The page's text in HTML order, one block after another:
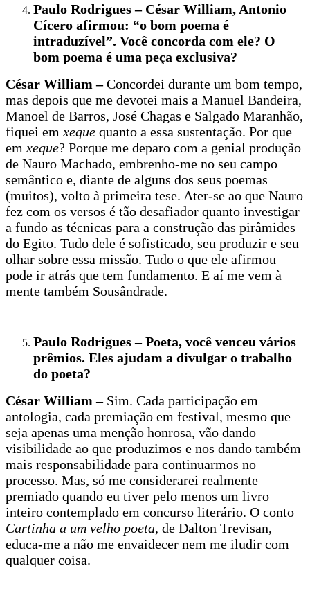
Paulo Rodrigues – César William, Antonio
Cícero afirmou: “o bom poema é
intraduzível”. Você concorda com ele? O
bom poema é uma peça exclusiva?
César William –Concordei durante um bom tempo,
mas depois que me devotei mais a Manuel Bandeira,
Manoel de Barros, José Chagas e Salgado Maranhão,
fiquei em xeque quanto a essa sustentação. Por que
em xeque? Porque me deparo com a genial produção
de Nauro Machado, embrenho-me no seu campo
semântico e, diante de alguns dos seus poemas
(muitos), volto à primeira tese. Ater-se ao que Nauro
fez com os versos é tão desafiador quanto investigar
a fundo as técnicas para a construção das pirâmides
do Egito. Tudo dele é sofisticado, seu produzir e seu
olhar sobre essa missão. Tudo o que ele afirmou
pode ir atrás que tem fundamento. E aí me vem à
mente também Sousândrade.
Paulo Rodrigues – Poeta, você venceu vários
prêmios. Eles ajudam a divulgar o trabalho
do poeta?
César William– Sim. Cada participação em
antologia, cada premiação em festival, mesmo que
seja apenas uma menção honrosa, vão dando
visibilidade ao que produzimos e nos dando também
mais responsabilidade para continuarmos no
processo. Mas, só me considerarei realmente
premiado quando eu tiver pelo menos um livro
inteiro contemplado em concurso literário. O conto
Cartinha a um velho poeta, de Dalton Trevisan,
educa-me a não me envaidecer nem me iludir com
qualquer coisa.